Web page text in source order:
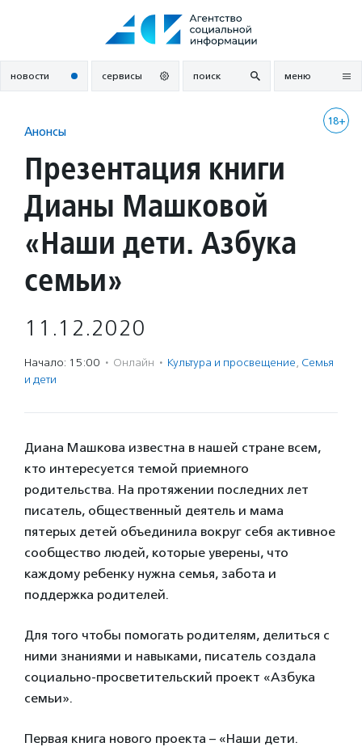
новости сервисы поиск меню
18+
Анонсы
Презентация книги
Дианы Машковой
«Наши дети. Азбука
семьи»
11.12.2020
Начало: 15:00 · Онлайн · Культура и просвещение, Семья
и дети
Диана Машкова известна в нашей стране всем,
кто интересуется темой приемного
родительства. На протяжении последних лет
писатель, общественный деятель и мама
пятерых детей объединила вокруг себя активное
сообщество людей, которые уверены, что
каждому ребенку нужна семья, забота и
поддержка родителей.
Для того чтобы помогать родителям, делиться с
ними знаниями и навыками, писатель создала
социально-просветительский проект «Азбука
семьи».
Первая книга нового проекта – «Наши дети.